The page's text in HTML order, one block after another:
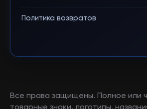
Политика возвратов
Все права защищены. Полное или